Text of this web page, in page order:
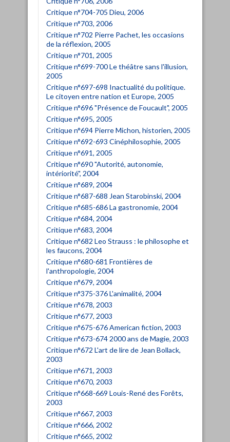
Critique n°704-705 Dieu, 2006
Critique n°703, 2006
Critique n°702 Pierre Pachet, les occasions
de la réflexion, 2005
Critique n°701, 2005
Critique n°699-700 Le théâtre sans l'illusion,
2005
Critique n°697-698 Inactualité du politique.
Le citoyen entre nation et Europe, 2005
Critique n°696 "Présence de Foucault", 2005
Critique n°695, 2005
Critique n°694 Pierre Michon, historien, 2005
Critique n°692-693 Cinéphilosophie, 2005
Critique n°691, 2005
Critique n°690 "Autorité, autonomie,
intériorité", 2004
Critique n°689, 2004
Critique n°687-688 Jean Starobinski, 2004
Critique n°685-686 La gastronomie, 2004
Critique n°684, 2004
Critique n°683, 2004
Critique n°682 Leo Strauss : le philosophe et
les faucons, 2004
Critique n°680-681 Frontières de
l'anthropologie, 2004
Critique n°679, 2004
Critique n°375-376 L'animalité, 2004
Critique n°678, 2003
Critique n°677, 2003
Critique n°675-676 American fiction, 2003
Critique n°673-674 2000 ans de Magie, 2003
Critique n°672 L'art de lire de Jean Bollack,
2003
Critique n°671, 2003
Critique n°670, 2003
Critique n°668-669 Louis-René des Forêts,
2003
Critique n°667, 2003
Critique n°666, 2002
Critique n°665, 2002